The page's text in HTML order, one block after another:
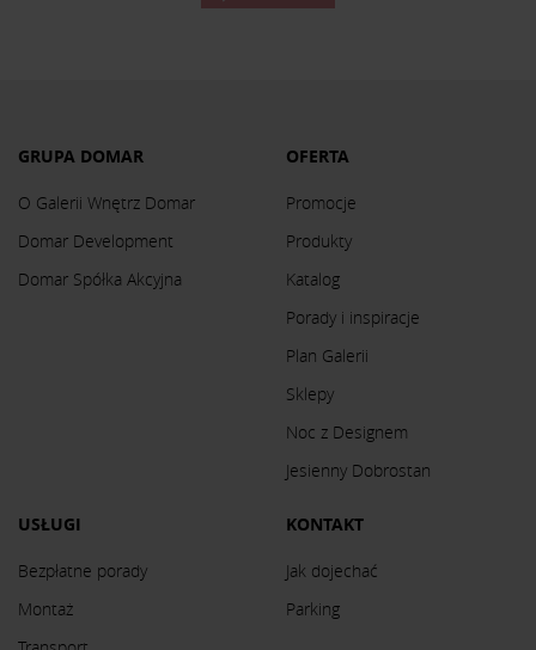
GRUPA DOMAR
O Galerii Wnętrz Domar
Domar Development
Domar Spółka Akcyjna
OFERTA
Promocje
Produkty
Katalog
Porady i inspiracje
Plan Galerii
Sklepy
Noc z Designem
Jesienny Dobrostan
USŁUGI
Bezpłatne porady
Montaż
KONTAKT
Jak dojechać
Parking